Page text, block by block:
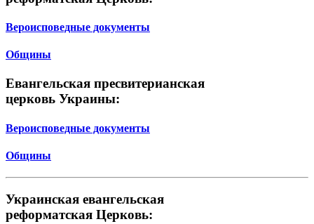
Вероисповедные документы
Общины
Евангельская пресвитерианская
церковь Украины:
Вероисповедные документы
Общины
Украинская евангельская
реформатская Церковь: